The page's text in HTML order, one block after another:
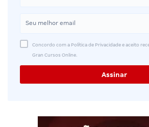
Concordo com a Política de Privacidade e aceito
Gran Cursos Online.